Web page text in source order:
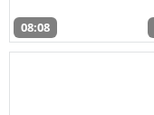
08:08